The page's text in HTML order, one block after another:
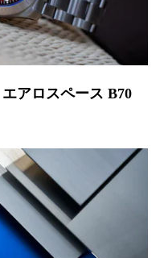
アロスペース B70